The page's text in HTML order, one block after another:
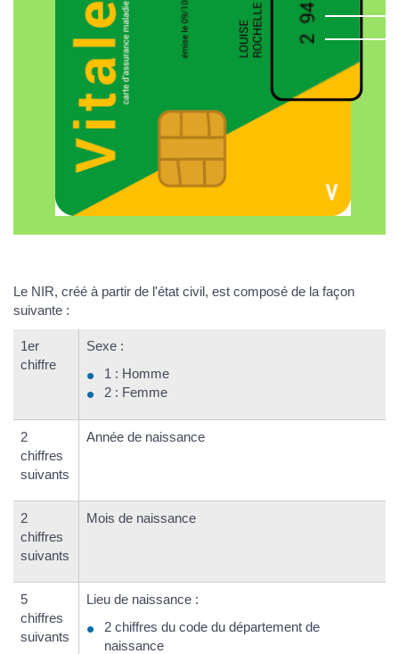
Le NIR, créé à partir de l'état civil, est composé de la façon
suivante :
1er
chiffre
Sexe :
1 : Homme
2 : Femme
2
chiffres
suivants
Année de naissance
2
chiffres
suivants
Mois de naissance
5
chiffres
suivants
Lieu de naissance :
2 chiffres du code du département de
naissance